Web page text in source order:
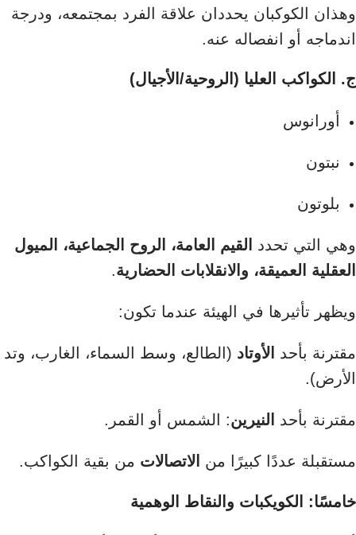
وهذان الكوكبان يحددان علاقة الفرد بمجتمعه، ودرجة
اندماجه أو انفصاله عنه.
ج. الكواكب العليا (الروحية/الأجيال)
أورانوس
نبتون
بلوتون
وهي التي تحدد
القيم العامة، الروح الجماعية، الميول
العقلية العميقة، والانقلابات الحضارية.
ويظهر تأثيرها في الهيئة عندما تكون:
مقترنة بأحد الأوتاد (الطالع، وسط السماء، الغارب، وتد
الأرض).
مقترنة بأحد النيرين: الشمس أو القمر.
مستقبلة عددًا كبيرًا من الاتصالات من بقية الكواكب.
خامسًا: الكويكبات والنقاط الوهمية